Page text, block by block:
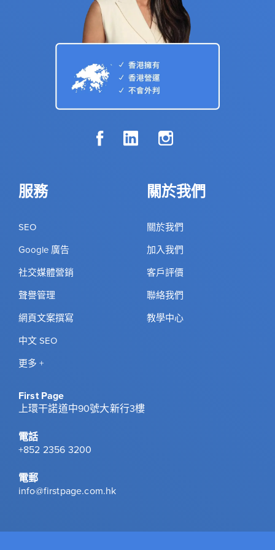
服務
SEO
Google 廣告
社交媒體營銷
聲譽管理
網頁文案撰寫
中文 SEO
更多 +
關於我們
關於我們
加入我們
客戶評價
聯絡我們
教學中心
First Page
上環干諾道中90號大新行3樓
電話
+852 2356 3200
電郵
info@firstpage.com.hk